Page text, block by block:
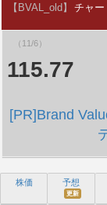
【BVAL_old】 チャー
（11/6）
115.77
[PR]Brand
株価 予想
更新